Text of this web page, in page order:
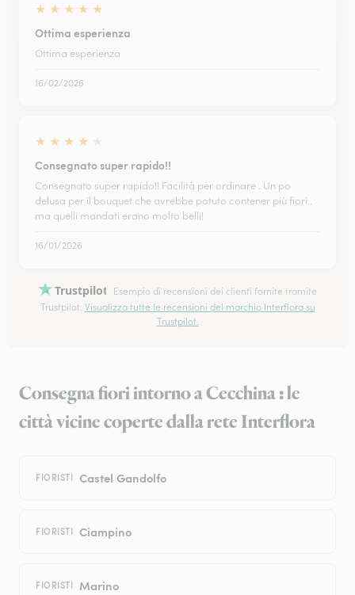
★ ★ ★ ★ ★
Ottima esperienza
Ottima esperienza
16/02/2026
★ ★ ★ ★
Consegnato super rapido!!
Consegnato super rapido!! Facilità per ordinare . Un po
delusa per il bouquet che avrebbe potuto contener più fiori..
ma quelli mandati erano molto belli!
16/01/2026
Trustpilot
Esempio di recensioni dei clienti fornite tramite
Trustpilot. Visualizza tutte le recensioni del marchio Interflora su
Trustpilot.
Consegna fiori intorno a Cecchina : le
città vicine coperte dalla rete Interflora
FIORISTI Castel Gandolfo
FIORISTI Ciampino
FIORISTI Marino